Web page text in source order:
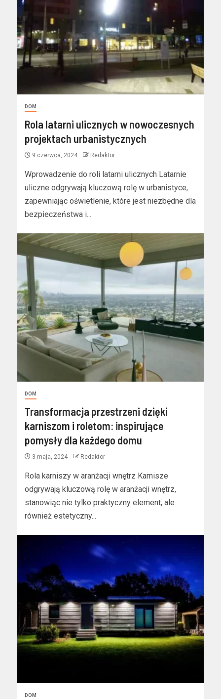
DOM
Rola latarni ulicznych w nowoczesnych
projektach urbanistycznych
9 czerwca, 2024 Redaktor
Wprowadzenie do roli latarni ulicznych Latarnie
uliczne odgrywają kluczową rolę w urbanistyce,
zapewniając oświetlenie, które jest niezbędne dla
bezpieczeństwa i...
DOM
Transformacja przestrzeni dzięki
karniszom i roletom: inspirujące
pomysły dla każdego domu
3 maja, 2024 Redaktor
Rola karniszy w aranżacji wnętrz Karnisze
odgrywają kluczową rolę w aranżacji wnętrz,
stanowiąc nie tylko praktyczny element, ale
również estetyczny...
DOM